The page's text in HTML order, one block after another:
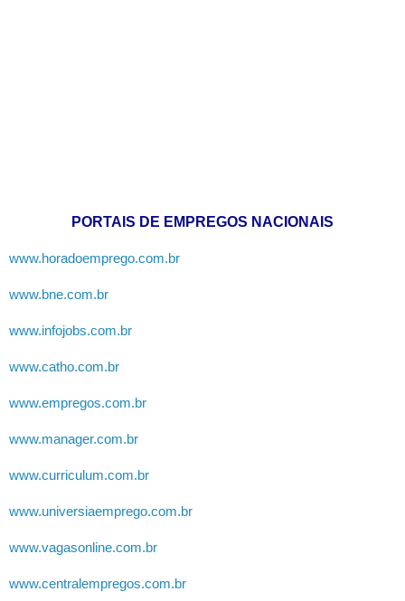
PORTAIS DE EMPREGOS NACIONAIS
www.horadoemprego.com.br
www.bne.com.br
www.infojobs.com.br
www.catho.com.br
www.empregos.com.br
www.manager.com.br
www.curriculum.com.br
www.universiaemprego.com.br
www.vagasonline.com.br
www.centralempregos.com.br